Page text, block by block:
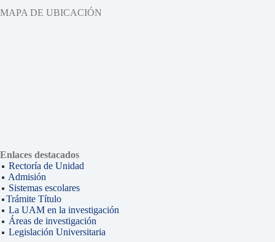
MAPA DE UBICACIÓN
Enlaces destacados
Rectoría de Unidad
Admisión
Sistemas escolares
Trámite Título
La UAM en la investigación
Áreas de investigación
Legislación Universitaria